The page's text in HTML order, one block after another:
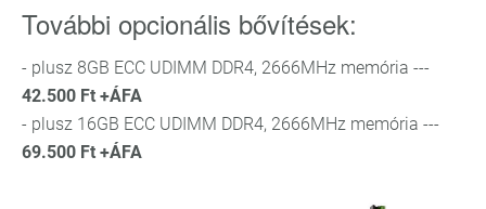
További opcionális bővítések:
- plusz 8GB ECC UDIMM DDR4, 2666MHz memória ---
42.500 Ft +ÁFA
- plusz 16GB ECC UDIMM DDR4, 2666MHz memória ---
69.500 Ft +ÁFA